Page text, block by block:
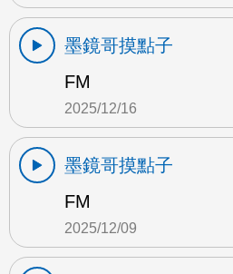
墨鏡哥摸點子
FM
2025/12/16
墨鏡哥摸點子
FM
2025/12/09